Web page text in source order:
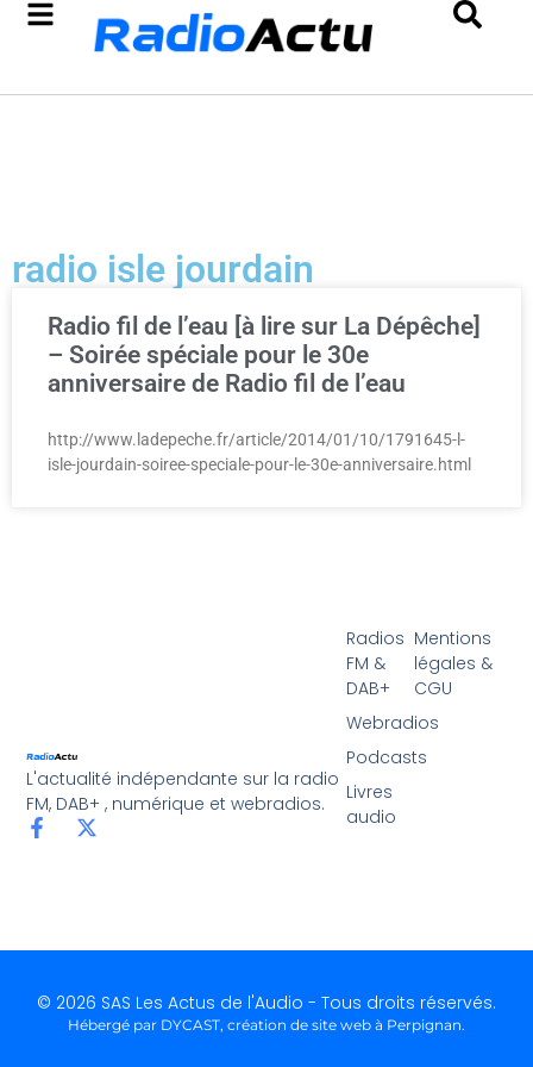
radio isle jourdain
Radio fil de l’eau [à lire sur La Dépêche]
– Soirée spéciale pour le 30e
anniversaire de Radio fil de l’eau
http://www.ladepeche.fr/article/2014/01/10/1791645-l-
isle-jourdain-soiree-speciale-pour-le-30e-anniversaire.html
L'actualité indépendante sur la radio
FM, DAB+ , numérique et webradios.
Radios
FM &
DAB+
Webradios
Podcasts
Livres
audio
Mentions
légales &
CGU
© 2026 SAS Les Actus de l'Audio - Tous droits réservés.
Hébergé par DYCAST, création de site web à Perpignan.